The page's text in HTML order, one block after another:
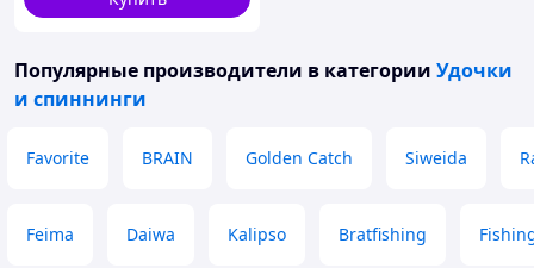
Популярные производители в категории Удочки
и спиннинги
Favorite BRAIN Golden Catch Siweida
Feima Daiwa Kalipso Bratfishing